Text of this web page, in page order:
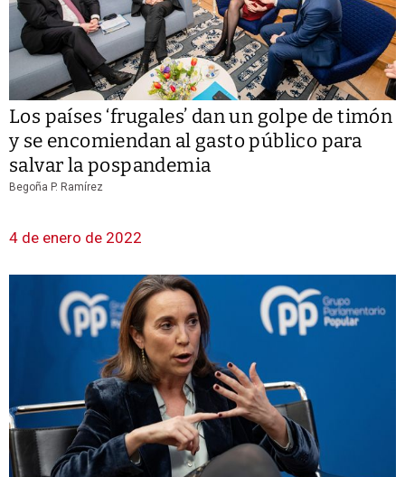
Los países ‘frugales’ dan un golpe de timón
y se encomiendan al gasto público para
salvar la pospandemia
Begoña P. Ramírez
4 de enero de 2022